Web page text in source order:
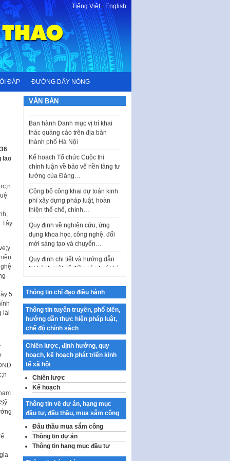
Tiếng Việt-English
ĐÁP ĐƯỜNG DÂY NÓNG
lao
Tây
5
lai
VĂN BẢN
I. CHỈ TIÊU VÀ VỊ TRÍ VIỆC LÀM
TUYỂN DỤNG LAO ĐỘNG HỢP
ĐỒNG Tổng số chỉ…
Luật Tương trợ tư pháp về dân
sự và Kế hoạch số 187KH-
UBND…
thác quảng cáo trên địa bàn
thành phố Hà Nội
Kế hoạch Tổ chức Cuộc thi
chính luận về bảo vệ nền tảng tư
tưởng của Đảng…
Công bố công khai dự toán kinh
phí xây dựng pháp luật, hoàn
thiện thể chế, chính…
Quy định về nghiên cứu, ứng
dụng khoa học, công nghệ, đổi
mới sáng tạo và chuyển…
Quy định chi tiết và hướng dẫn
thi hành một số điều của Luật Lý
lịch tư…
dung tại Nghị quyết số 30/NQ-
CP ngày 24 tháng 02…
Ban hành Chương trình hành
động của Chính phủ thực hiện
Nghị quyết số 02-NQ/TW ngày
17…
THÔNG BÁO Tuyển dụng lao
động hợp đồng theo Nghị định
số 111/2022/NĐ-CP ngày
30/12/2022 của Chính…
Sửa đổi, bổ sung một số điều
của Thông tư số 320/2016/TT-
BTC của Bộ trưởng Bộ Tài…
Quy định về quản lý website
thương mại điện tử
Thông tin chỉ đạo điều hành
Thông tin tuyên truyền, phổ biến,
hướng dẫn thực hiện pháp luật,
chế độ chính sách
Chiến lược, định hướng, quy
hoạch, kế hoạch phát triển kinh
tế xã hội
Chiến lược
Kế hoạch
Thông tin về dự án, hạng mục
đầu tư, đấu thầu, mua sắm công
Đấu thầu mua sắm công
Thông tin dự án
Thông tin hạng mục đầu tư